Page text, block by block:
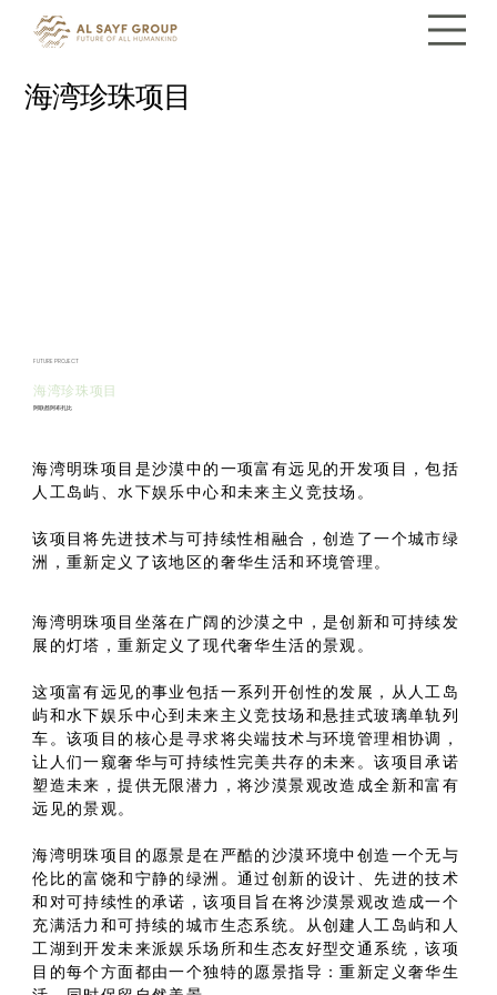
海湾珍珠项目
FUTURE PROJECT
海湾珍珠项目
阿联酋阿布扎比
海湾明珠项目是沙漠中的一项富有远见的开发项目，包括
人工岛屿、水下娱乐中心和未来主义竞技场。
该项目将先进技术与可持续性相融合，创造了一个城市绿
洲，重新定义了该地区的奢华生活和环境管理。
海湾明珠项目坐落在广阔的沙漠之中，是创新和可持续发
展的灯塔，重新定义了现代奢华生活的景观。
这项富有远见的事业包括一系列开创性的发展，从人工岛
屿和水下娱乐中心到未来主义竞技场和悬挂式玻璃单轨列
车。该项目的核心是寻求将尖端技术与环境管理相协调，
让人们一窥奢华与可持续性完美共存的未来。该项目承诺
塑造未来，提供无限潜力，将沙漠景观改造成全新和富有
远见的景观。
海湾明珠项目的愿景是在严酷的沙漠环境中创造一个无与
伦比的富饶和宁静的绿洲。通过创新的设计、先进的技术
和对可持续性的承诺，该项目旨在将沙漠景观改造成一个
充满活力和可持续的城市生态系统。从创建人工岛屿和人
工湖到开发未来派娱乐场所和生态友好型交通系统，该项
目的每个方面都由一个独特的愿景指导：重新定义奢华生